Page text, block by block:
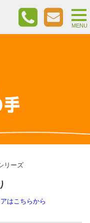
リーズ
はこちらから
MENU